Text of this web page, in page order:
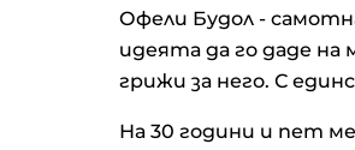
Офели Будол -
идеята да го даде на
грижи за него. С
На 30 години и пет